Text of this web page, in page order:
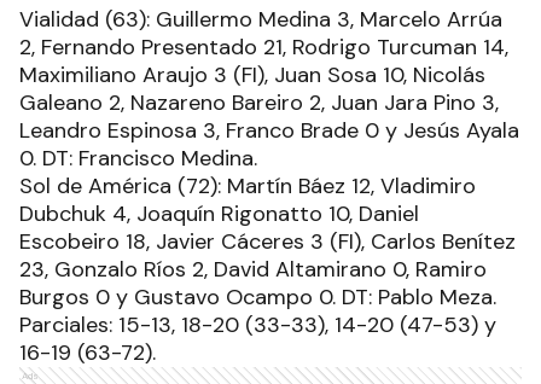
Vialidad (63): Guillermo Medina 3, Marcelo Arrúa
2, Fernando Presentado 21, Rodrigo Turcuman 14,
Maximiliano Araujo 3 (FI), Juan Sosa 10, Nicolás
Galeano 2, Nazareno Bareiro 2, Juan Jara Pino 3,
Leandro Espinosa 3, Franco Brade 0 y Jesús Ayala
0. DT: Francisco Medina.
Sol de América (72): Martín Báez 12, Vladimiro
Dubchuk 4, Joaquín Rigonatto 10, Daniel
Escobeiro 18, Javier Cáceres 3 (FI), Carlos Benítez
23, Gonzalo Ríos 2, David Altamirano 0, Ramiro
Burgos 0 y Gustavo Ocampo 0. DT: Pablo Meza.
Parciales: 15-13, 18-20 (33-33), 14-20 (47-53) y
16-19 (63-72).
Ads